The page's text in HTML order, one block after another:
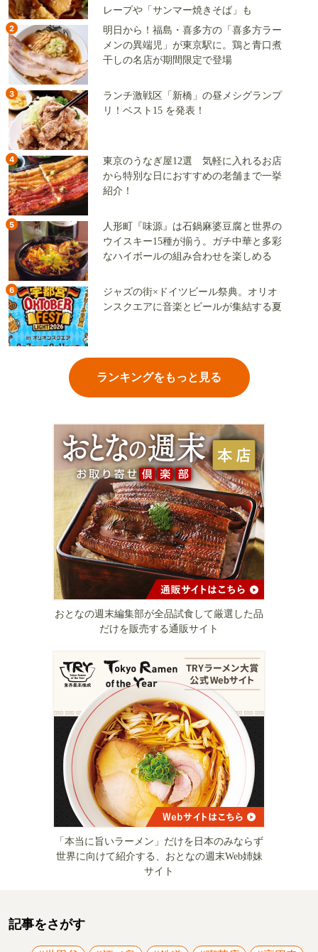
レープや「サンマー焼きそば」も
2
明日から！福島・喜多方の「喜多方ラー
メンの異端児」が東京駅に。鶏と青口煮
干しの名店が期間限定で登場
3
ランチ激戦区「新橋」の昼メシグランプ
リ！ベスト15 を発表！
4
東京のうなぎ屋12選 気軽に入れるお店
から特別な日におすすめの老舗まで一挙
紹介！
5
人形町『味源』は石鍋麻婆豆腐と世界の
ウイスキー15種が揃う。ガチ中華と多彩
なハイボールの組み合わせを楽しめる
6
ジャズの街×ドイツビール祭典。オリオ
ンスクエアに音楽とビールが集結する夏
ランキングをもっと見る
おとなの週末編集部が全品試食して厳選した品
だけを販売する通販サイト
「本当に旨いラーメン」だけを日本のみならず
世界に向けて紹介する、おとなの週末Web姉妹
サイト
記事をさがす